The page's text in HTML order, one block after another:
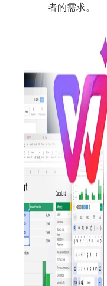
者的需求。